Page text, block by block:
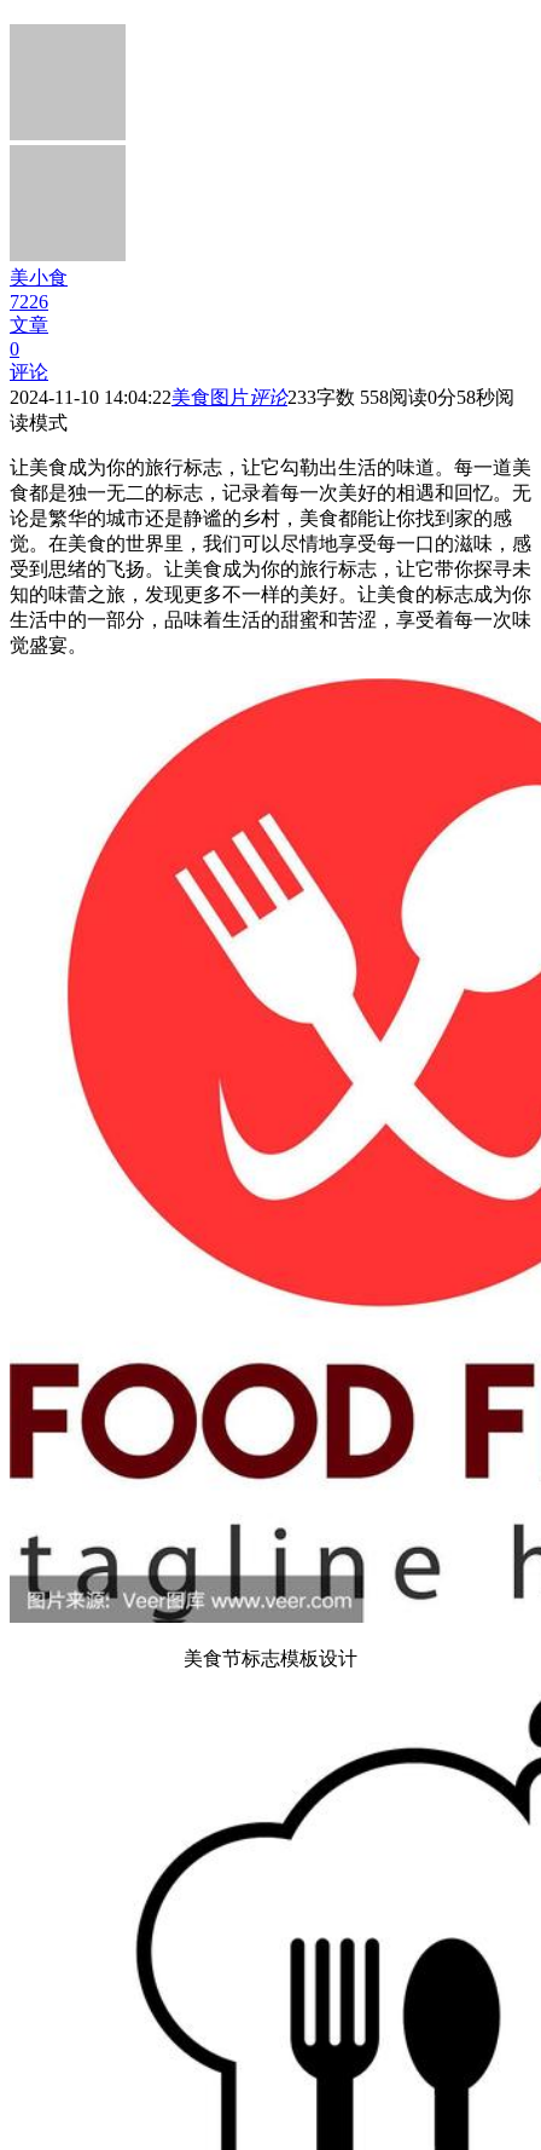
美小食
7226
文章
0
评论
2024-11-10 14:04:22美食图片评论233字数 558阅读0分58秒阅
读模式
让美食成为你的旅行标志，让它勾勒出生活的味道。每一道美
食都是独一无二的标志，记录着每一次美好的相遇和回忆。无
论是繁华的城市还是静谧的乡村，美食都能让你找到家的感
觉。在美食的世界里，我们可以尽情地享受每一口的滋味，感
受到思绪的飞扬。让美食成为你的旅行标志，让它带你探寻未
知的味蕾之旅，发现更多不一样的美好。让美食的标志成为你
生活中的一部分，品味着生活的甜蜜和苦涩，享受着每一次味
觉盛宴。
美食节标志模板设计